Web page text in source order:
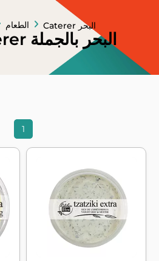
الطعام Caterer البحر
مورد في Caterer البحر بالجملة
1